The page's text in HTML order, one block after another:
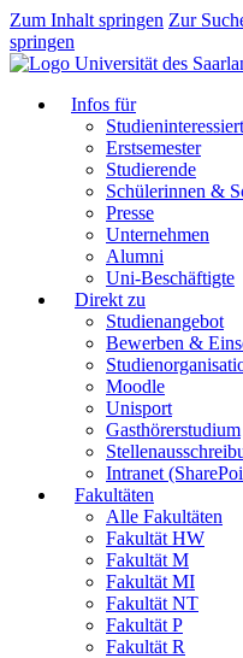
Zum Inhalt springen Zur
springen
Infos für
Erstsemester
Studierende
Schülerinnen &
Presse
Unternehmen
Alumni
Uni-Beschäftigte
Direkt zu
Studienangebot
Bewerben &
Moodle
Unisport
Gasthörerstudium
Intranet
Fakultäten
Alle Fakultäten
Fakultät HW
Fakultät M
Fakultät MI
Fakultät NT
Fakultät P
Fakultät R